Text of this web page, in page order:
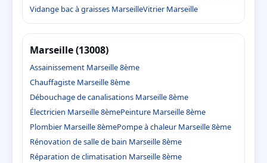
Vidange bac à graisses MarseilleVitrier Marseille
Marseille (13008)
Assainissement Marseille 8ème
Chauffagiste Marseille 8ème
Débouchage de canalisations Marseille 8ème
Électricien Marseille 8èmePeinture Marseille 8ème
Plombier Marseille 8èmePompe à chaleur Marseille 8ème
Rénovation de salle de bain Marseille 8ème
Réparation de climatisation Marseille 8ème